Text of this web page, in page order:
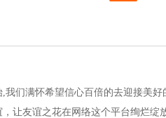
我们满怀希望信心百倍的去迎接美
让友谊之花在网络这个平台绚烂绽